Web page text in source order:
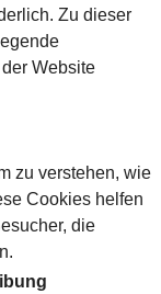
Zu dieser
Website
zu verstehen, wie
Cookies helfen
die